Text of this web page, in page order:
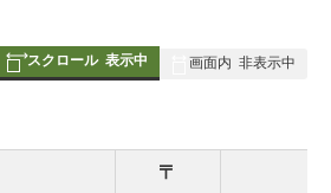
スクロール 表示中 画面内 非表示中
〒